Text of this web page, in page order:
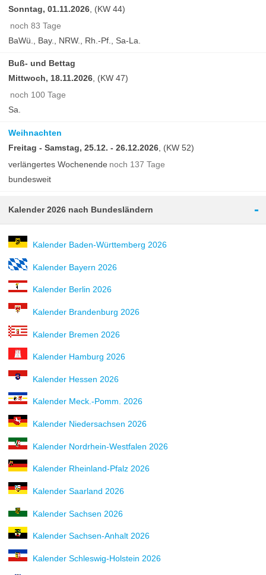
Sonntag, 01.11.2026 , (KW 44)
noch 83 Tage
BaWü., Bay., NRW., Rh.-Pf., Sa-La.
Buß- und Bettag
Mittwoch, 18.11.2026 , (KW 47)
noch 100 Tage
Sa.
Weihnachten
Freitag - Samstag, 25.12. - 26.12.2026 , (KW 52)
verlängertes Wochenende noch 137 Tage
bundesweit
Kalender 2026 nach Bundesländern -
Kalender Baden-Württemberg 2026
Kalender Bayern 2026
Kalender Berlin 2026
Kalender Brandenburg 2026
Kalender Bremen 2026
Kalender Hamburg 2026
Kalender Hessen 2026
Kalender Meck.-Pomm. 2026
Kalender Niedersachsen 2026
Kalender Nordrhein-Westfalen 2026
Kalender Rheinland-Pfalz 2026
Kalender Saarland 2026
Kalender Sachsen 2026
Kalender Sachsen-Anhalt 2026
Kalender Schleswig-Holstein 2026